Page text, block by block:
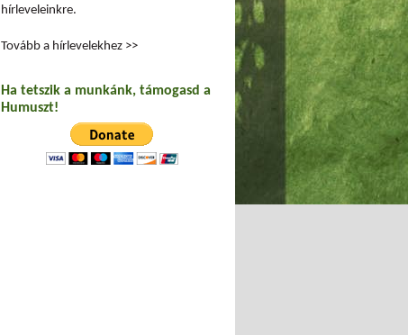
hírleveleinkre.
Tovább a hírlevelekhez >>
Ha tetszik a munkánk, támogasd a
Humuszt!